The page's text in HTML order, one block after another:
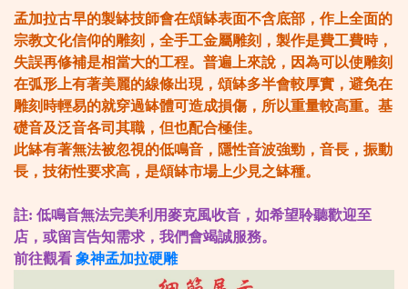
孟加拉古早的製缽技師會在頌缽表面不含底部，作上全面的
宗教文化信仰的雕刻，全手工金屬雕刻，製作是費工費時，
失誤再修補是相當大的工程。普遍上來說，因為可以使雕刻
在弧形上有著美麗的線條出現，頌缽多半會較厚實，避免在
雕刻時輕易的就穿過缽體可造成損傷，所以重量較高重。基
礎音及泛音各司其職，但也配合極佳。
此缽有著無法被忽視的低鳴音，隱性音波強勁，音長，振動
長，技術性要求高，是頌缽市場上少見之缽種。
註: 低鳴音無法完美利用麥克風收音，如希望聆聽歡迎至
店，或留言告知需求，我們會竭誠服務。
前往觀看 象神孟加拉硬雕